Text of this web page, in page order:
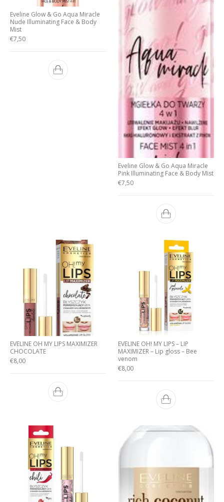
Eveline Glow & Go Aqua Miracle
Nude Illuminating Face & Body
Mist
€7,50
Eveline Glow & Go Aqua Miracle
Pink Illuminating Face & Body Mist
€7,50
EVELINE OH MY LIPS MAXIMIZER
CHOCOLATE
€8,00
EVELINE OH! MY LIPS – LIP
MAXIMIZER – Lip gloss – Bee
venom
€8,00